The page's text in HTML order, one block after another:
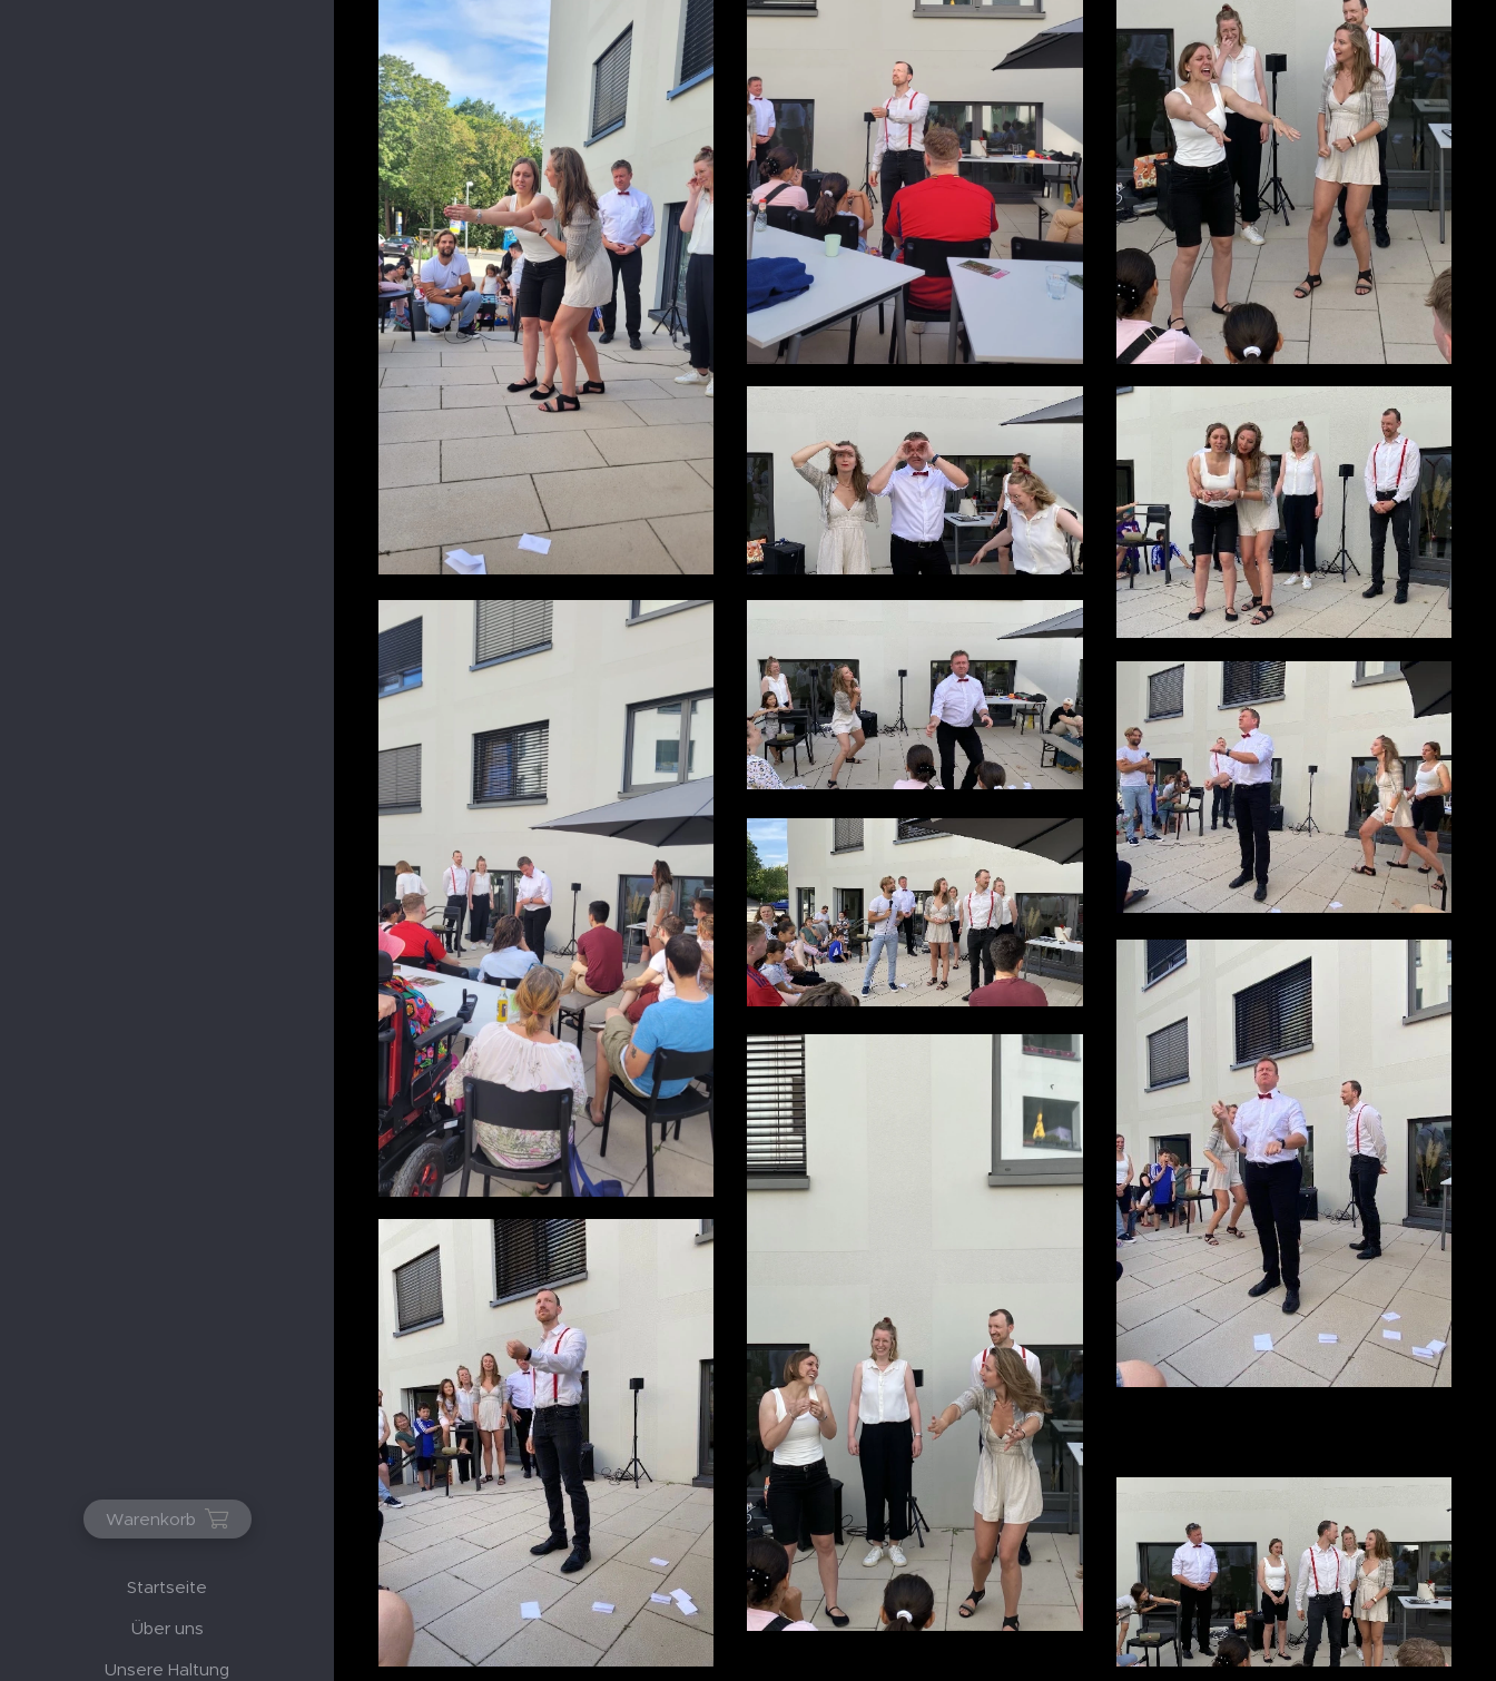
Warenkorb
Startseite
Über uns
Unsere Haltung